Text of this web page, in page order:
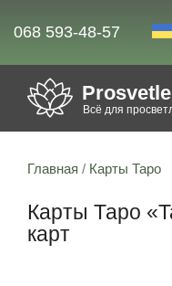
068 593-48-57
Всё для
Главная / Карты Таро
Карты Таро
карт